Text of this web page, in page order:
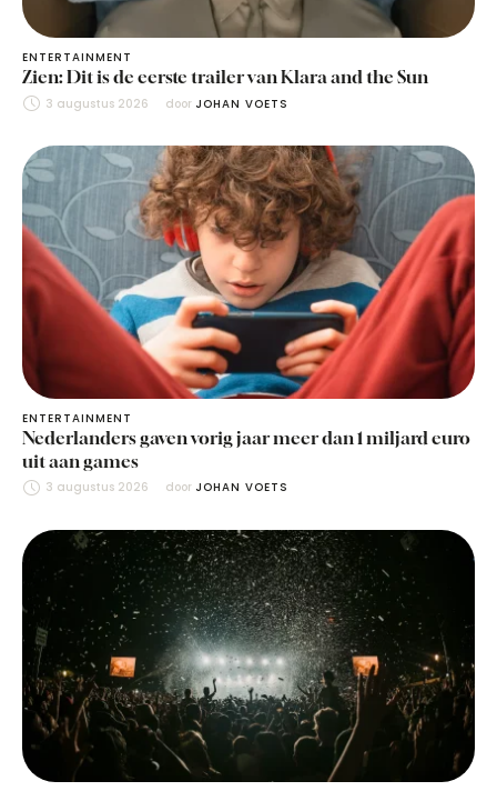
ENTERTAINMENT
Zien: Dit is de eerste trailer van Klara and the Sun
3 augustus 2026 door JOHAN VOETS
ENTERTAINMENT
Nederlanders gaven vorig jaar meer dan 1 miljard euro
uit aan games
3 augustus 2026 door JOHAN VOETS